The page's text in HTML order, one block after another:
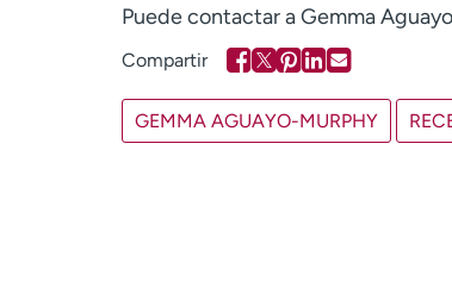
Puede contactar a Gemma
GEMMA AGUAYO-MURPHY